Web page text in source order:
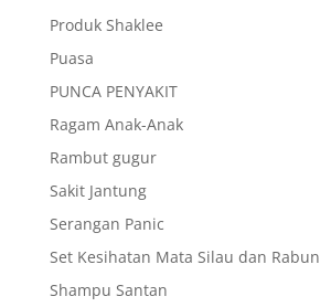
Produk Shaklee
Puasa
PUNCA PENYAKIT
Ragam Anak-Anak
Rambut gugur
Sakit Jantung
Serangan Panic
Set Kesihatan Mata Silau dan Rabun
Shampu Santan